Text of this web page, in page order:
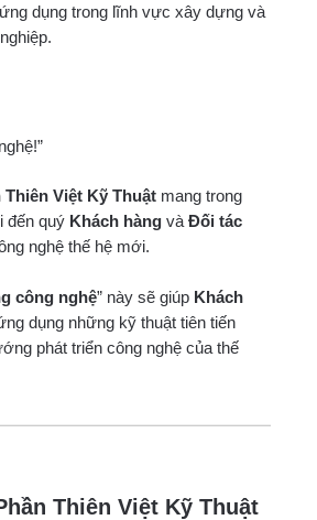
dụng trong lĩnh vực xây dựng và
Việt Kỹ Thuật mang trong
đến quý Khách hàng vàĐối tác
nghệ thế hệ mới.
công nghệ” này sẽ giúp Khách
dụng những kỹ thuật tiên tiến
phát triển công nghệ của thế
Thiên Việt Kỹ Thuật